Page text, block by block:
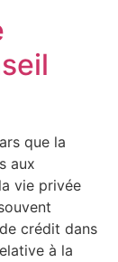
que la
aux
vie privée
crédit dans
à la